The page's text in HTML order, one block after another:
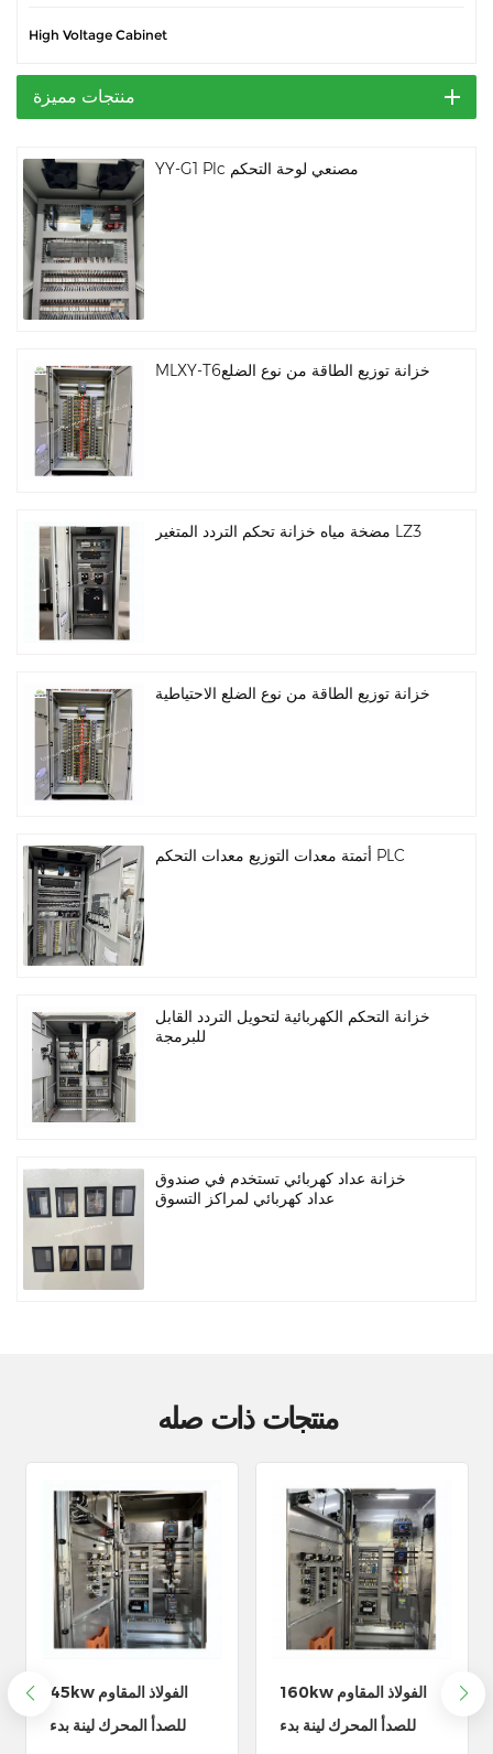
High Voltage Cabinet
منتجات مميزة
YY-G1 Plc مصنعي لوحة التحكم
MLXY-T6خزانة توزيع الطاقة من نوع الضلع
مضخة مياه خزانة تحكم التردد المتغير LZ3
خزانة توزيع الطاقة من نوع الضلع الاحتياطية
أتمتة معدات التوزيع معدات التحكم PLC
خزانة التحكم الكهربائية لتحويل التردد القابل
للبرمجة
خزانة عداد كهربائي تستخدم في صندوق
عداد كهربائي لمراكز التسوق
منتجات ذات صله
160kw الفولاذ المقاوم
للصدأ المحرك لينة بدء
2x75kw محرك كهربائي
لينة بدء توزيع التحكم